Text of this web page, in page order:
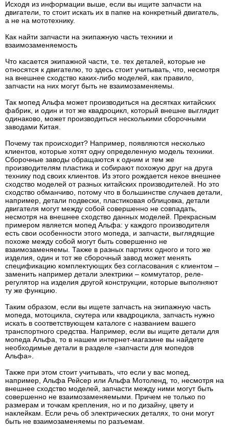
Исходя из информации выше, если вы ищите запчасти на
двигатели, то стоит искать их в папке на конкретный двигатель,
а не на мототехнику.
Как найти запчасти на экипажную часть техники и
взаимозаменяемость
Что касается экипажной части, т.е. тех деталей, которые не
относятся к двигателю, то здесь стоит учитывать, что, несмотря
на внешнее сходство каких-либо моделей, как правило,
запчасти на них могут быть не взаимозаменяемы.
Так мопед Альфа может производиться на десятках китайских
фабрик, и один и тот же квадроцикл, который внешне выглядит
одинаково, может производиться несколькими сборочными
заводами Китая.
Почему так происходит? Например, появляются несколько
клиентов, которые хотят одну определенную модель техники.
Сборочные заводы обращаются к одним и тем же
производителям пластика и собирают похожую друг на друга
технику под своих клиентов. Из этого рождается некое внешнее
сходство моделей от разных китайских производителей. Но это
сходство обманчиво, потому что в большинстве случаев детали,
например, детали подвески, пластиковая облицовка, детали
двигателя могут между собой совершенно не совпадать,
несмотря на внешнее сходство данных моделей. Прекрасным
примером является мопед Альфа: у каждого производителя
есть свои особенности этого мопеда, и запчасти, выглядящие
похоже между собой могут быть совершенно не
взаимозаменяемы. Также в разных партиях одного и того же
изделия, один и тот же сборочный завод может менять
спецификацию комплектующих без согласования с клиентом –
заменить например детали электрики – коммутатор, реле-
регулятор на изделия другой конструкции, которые выполняют
ту же функцию.
Таким образом, если вы ищете запчасть на экипажную часть
мопеда, мотоцикла, скутера или квадроцикла, запчасть нужно
искать в соответствующем каталоге с названием вашего
транспортного средства. Например, если вы ищите детали для
мопеда Альфа, то в нашем интернет-магазине вы найдете
необходимые детали в разделе «запчасти для мопедов
Альфа».
Также при этом стоит учитывать, что если у вас мопед,
например, Альфа Рейсер или Альфа Мотоленд, то, несмотря на
внешнее сходство моделей, запчасти между ними могут быть
совершенно не взаимозаменяемыми. Причем не только по
размерам и точкам крепления, но и по дизайну, цвету и
наклейкам. Если речь об электрических деталях, то они могут
быть не взаимозаменяемы по разъемам.